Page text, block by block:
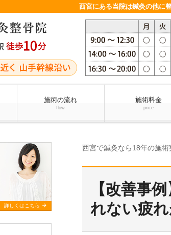
西宮にある当院は鍼灸の他に
施術の流れ
flow
施術料金
price
西宮で鍼灸なら18年の施
【改善事
れない疲れ
詳しくはこちら arrow_forward